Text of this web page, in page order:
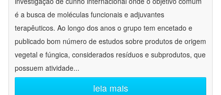
é a busca de moléculas funcionais e adjuvantes
terapêuticos. Ao longo dos anos o grupo tem encetado e
publicado bom número de estudos sobre produtos de origem
vegetal e fúngica, considerados resíduos e subprodutos, que
possuem atividade...
leia mais